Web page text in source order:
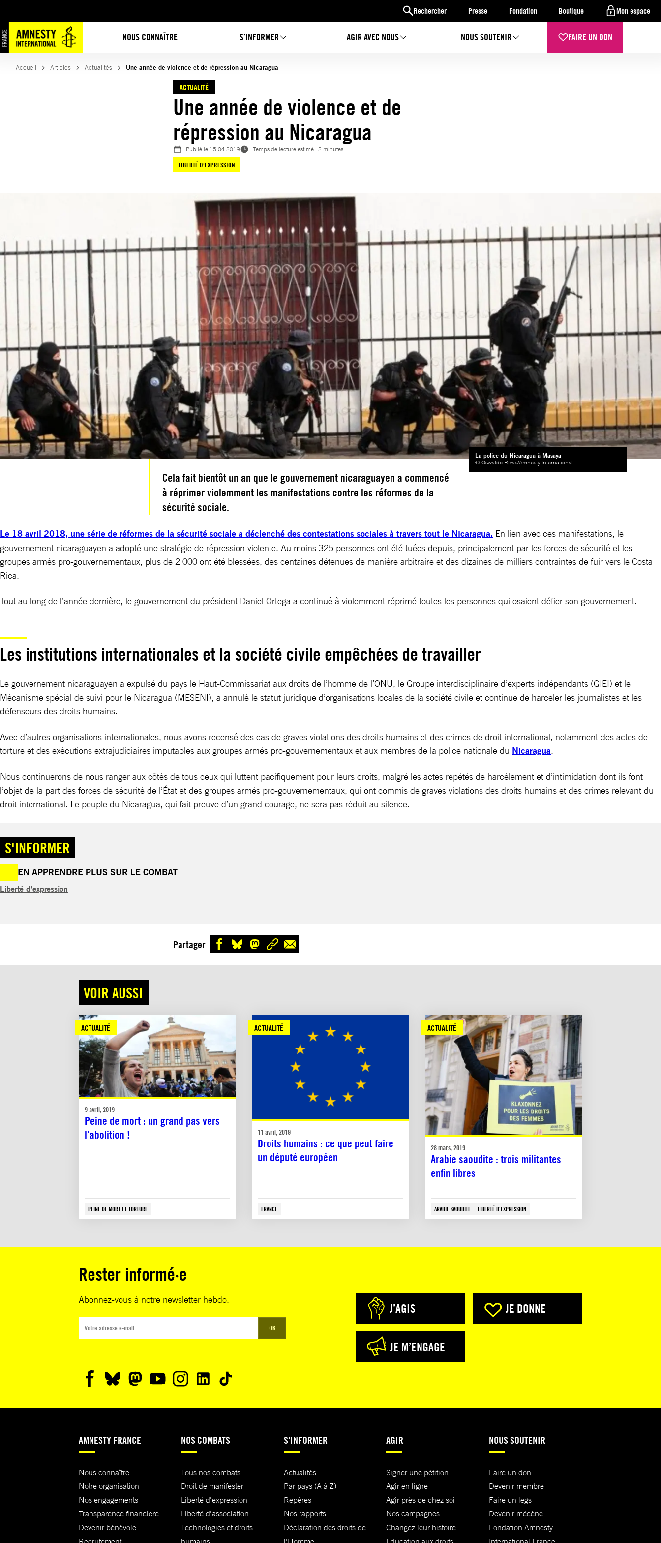
Rechercher Presse Fondation Boutique Mon espace
NOUS CONNAÎTRE S’INFORMER AGIR AVEC NOUS NOUS SOUTENIR FAIRE UN DON
au
contenu
Accueil Articles Actualités Une année de violence et de répression au Nicaragua
ACTUALITÉ
Une année de violence et de
répression au Nicaragua
Publié le 15.04.2019
Temps de lecture estimé : 2 minutes
LIBERTÉ D'EXPRESSION
La police du Nicaragua à Masaya
© Oswaldo Rivas/Amnesty International
Cela fait bientôt un an que le gouvernement nicaraguayen a commencé
à réprimer violemment les manifestations contre les réformes de la
sécurité sociale.
Le 18 avril 2018, une série de réformes de la sécurité sociale a déclenché des contestations sociales à travers tout le Nicaragua. En lien avec ces manifestations, le
gouvernement nicaraguayen a adopté une stratégie de répression violente. Au moins 325 personnes ont été tuées depuis, principalement par les forces de sécurité et les
groupes armés pro-gouvernementaux, plus de 2 000 ont été blessées, des centaines détenues de manière arbitraire et des dizaines de milliers contraintes de fuir vers le Costa
Rica.
Tout au long de l’année dernière, le gouvernement du président Daniel Ortega a continué à violemment réprimé toutes les personnes qui osaient défier son gouvernement.
Les institutions internationales et la société civile empêchées de travailler
Le gouvernement nicaraguayen a expulsé du pays le Haut-Commissariat aux droits de l’homme de l’ONU, le Groupe interdisciplinaire d’experts indépendants (GIEI) et le
Mécanisme spécial de suivi pour le Nicaragua (MESENI), a annulé le statut juridique d’organisations locales de la société civile et continue de harceler les journalistes et les
défenseurs des droits humains.
Avec d’autres organisations internationales, nous avons recensé des cas de graves violations des droits humains et des crimes de droit international, notamment des actes de
torture et des exécutions extrajudiciaires imputables aux groupes armés pro-gouvernementaux et aux membres de la police nationale du Nicaragua.
Nous continuerons de nous ranger aux côtés de tous ceux qui luttent pacifiquement pour leurs droits, malgré les actes répétés de harcèlement et d’intimidation dont ils font
l’objet de la part des forces de sécurité de l’État et des groupes armés pro-gouvernementaux, qui ont commis de graves violations des droits humains et des crimes relevant du
droit international. Le peuple du Nicaragua, qui fait preuve d’un grand courage, ne sera pas réduit au silence.
S'INFORMER
EN APPRENDRE PLUS SUR LE COMBAT
Liberté d’expression
Partager
VOIR AUSSI
ACTUALITÉ
9 avril, 2019
Peine de mort : un grand pas vers
l’abolition !
PEINE DE MORT ET TORTURE
ACTUALITÉ
11 avril, 2019
Droits humains : ce que peut faire
un député européen
FRANCE
ACTUALITÉ
28 mars, 2019
Arabie saoudite : trois militantes
enfin libres
ARABIE SAOUDITE LIBERTÉ D'EXPRESSION
Rester informé·e
Abonnez-vous à notre newsletter hebdo.
OK
J’AGIS JE DONNE
JE M’ENGAGE
AMNESTY FRANCE
Nous connaître
Notre organisation
Nos engagements
Transparence financière
Devenir bénévole
NOS COMBATS
Tous nos combats
Droit de manifester
Liberté d'expression
Liberté d'association
Technologies et droits
S'INFORMER
Actualités
Par pays (A à Z)
Repères
Nos rapports
Déclaration des droits de
AGIR
Signer une pétition
Agir en ligne
Agir près de chez soi
Nos campagnes
Changez leur histoire
NOUS SOUTENIR
Faire un don
Devenir membre
Faire un legs
Devenir mécène
Fondation Amnesty